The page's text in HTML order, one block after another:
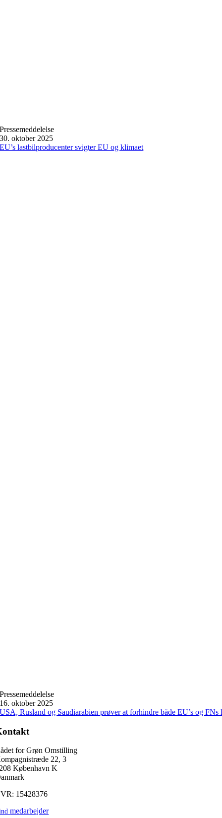
Pressemeddelelse
30. oktober 2025
EU’s lastbilproducenter svigter EU og klimaet
Pressemeddelelse
16. oktober 2025
USA, Rusland og Saudiarabien prøver at forhindre både EU’s og
for Grøn Omstilling
22, 3
København K
15428376
medarbejder